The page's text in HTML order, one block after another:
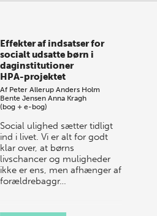
Effekter af indsatser for
socialt udsatte børn i
daginstitutioner
HPA-projektet
Af Peter Allerup Anders Holm
Bente Jensen Anna Kragh
(bog + e-bog)
Social ulighed sætter tidligt
ind i livet. Vi er alt for godt
klar over, at børns
livschancer og muligheder
ikke er ens, men afhænger af
forældrebaggr…